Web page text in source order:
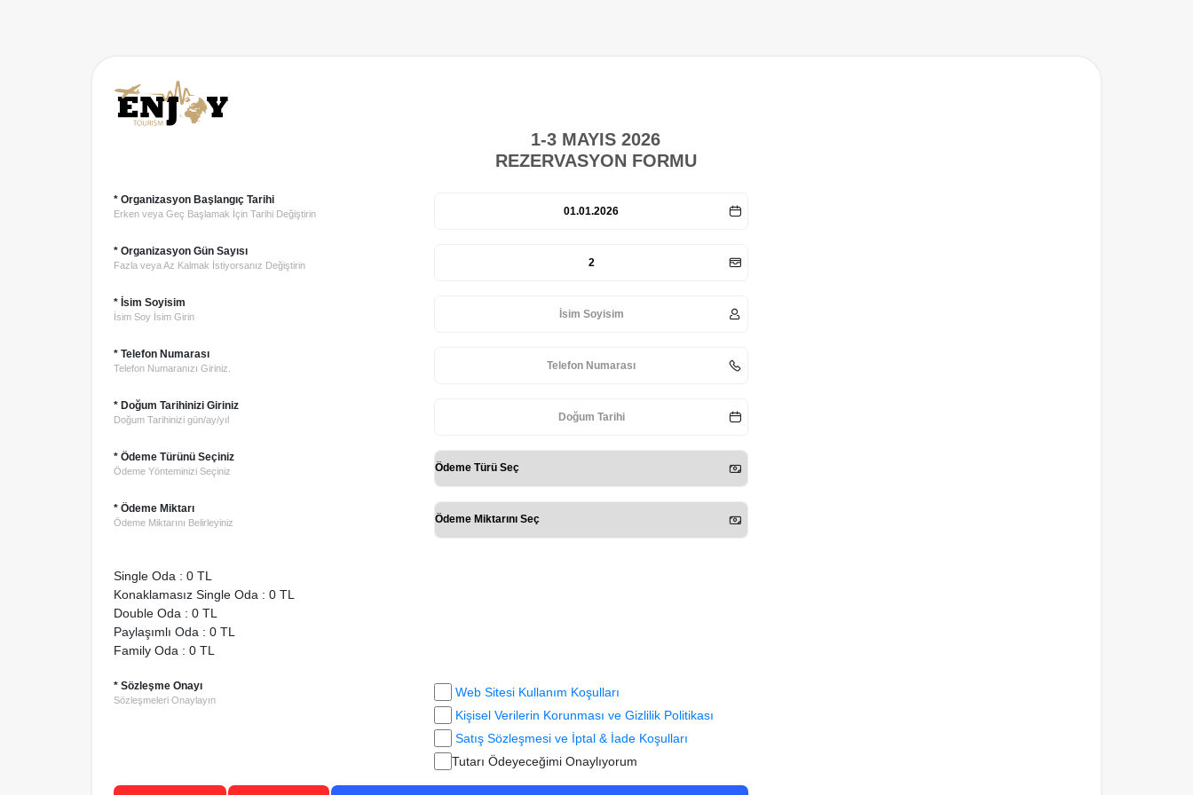
1-3 MAYIS 2026
REZERVASYON FORMU
* Organizasyon Başlangıç Tarihi
Erken veya Geç Başlamak İçin Tarihi Değiştirin
* Organizasyon Gün Sayısı
Fazla veya Az Kalmak İstiyorsanız Değiştirin
* İsim Soyisim
İsim Soy İsim Girin
* Telefon Numarası
Telefon Numaranızı Giriniz.
* Doğum Tarihinizi Giriniz
Doğum Tarihinizi gün/ay/yıl
* Ödeme Türünü Seçiniz
Ödeme Yönteminizi Seçiniz
* Ödeme Miktarı
Ödeme Miktarını Belirleyiniz
Single Oda : 0 TL
Konaklamasız Single Oda : 0 TL
Double Oda : 0 TL
Paylaşımlı Oda : 0 TL
Family Oda : 0 TL
* Sözleşme Onayı
Sözleşmeleri Onaylayın
Web Sitesi Kullanım Koşulları
Kişisel Verilerin Korunması ve Gizlilik Politikası
Satış Sözleşmesi ve İptal & İade Koşulları
Tutarı Ödeyeceğimi Onaylıyorum